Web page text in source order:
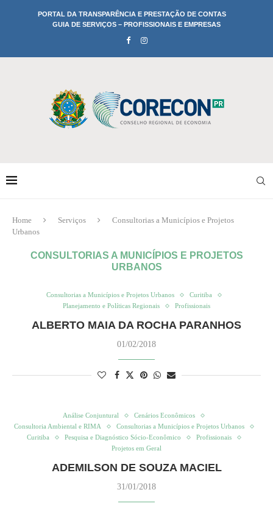
PORTAL DA TRANSPARÊNCIA E PRESTAÇÃO DE CONTAS
GUIA DE SERVIÇOS – PROFISSIONAIS E EMPRESAS
Home Serviços
Consultorias a Municípios e Projetos
Urbanos
CONSULTORIAS A MUNICÍPIOS E PROJETOS
URBANOS
Consultorias a Municípios e Projetos Urbanos
Curitiba
Planejamento e Políticas Regionais
Profissionais
ALBERTO MAIA DA ROCHA PARANHOS
01/02/2018
Análise Conjuntural
Cenários Econômicos
Consultoria Ambiental e RIMA
Consultorias a Municípios e Projetos Urbanos
Curitiba
Pesquisa e Diagnóstico Sócio-Econômico
Profissionais
Projetos em Geral
ADEMILSON DE SOUZA MACIEL
31/01/2018